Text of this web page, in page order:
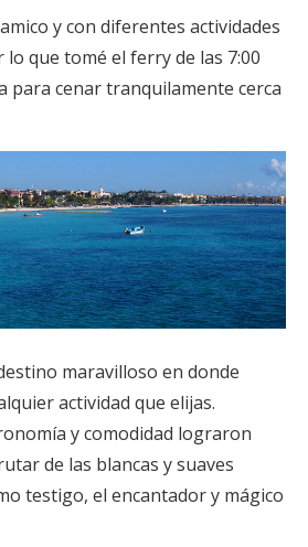
y con diferentes actividades
que tomé el ferry de las 7:00
para cenar tranquilamente cerca
maravilloso en donde
actividad que elijas.
y comodidad lograron
de las blancas y suaves
testigo, el encantador y mágico